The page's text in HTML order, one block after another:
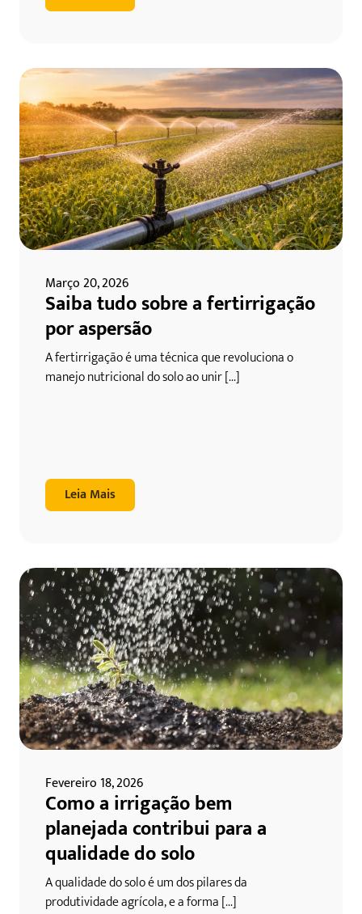
Março 20, 2026
Saiba tudo sobre a fertirrigação
por aspersão
A fertirrigação é uma técnica que revoluciona o
manejo nutricional do solo ao unir [...]
Leia Mais
Fevereiro 18, 2026
Como a irrigação bem
planejada contribui para a
qualidade do solo
A qualidade do solo é um dos pilares da
produtividade agrícola, e a forma [...]